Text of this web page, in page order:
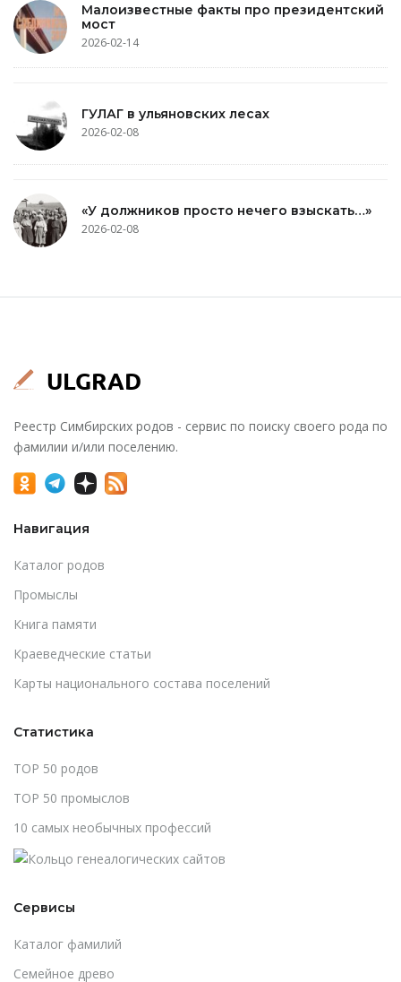
Малоизвестные факты про президентский
мост
2026-02-14
ГУЛАГ в ульяновских лесах
2026-02-08
«У должников просто нечего взыскать…»
2026-02-08
Реестр Симбирских родов - сервис по поиску своего рода по
фамилии и/или поселению.
Навигация
Каталог родов
Промыслы
Книга памяти
Краеведческие статьи
Карты национального состава поселений
Статистика
TOP 50 родов
TOP 50 промыслов
10 самых необычных профессий
Сервисы
Каталог фамилий
Cемейное древо